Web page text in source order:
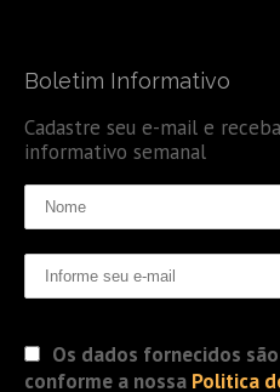
Boletim Informativo
Cadastre seu e-mail e
informativo semanal
Os dados fornecidos
conforme a nossa Politica